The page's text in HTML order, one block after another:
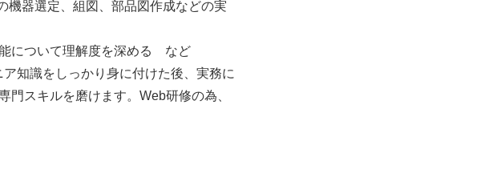
機器選定、組図、部品図作成などの実
について理解度を深める など
知識をしっかり身に付けた後、実務に
門スキルを磨けます。Web研修の為、